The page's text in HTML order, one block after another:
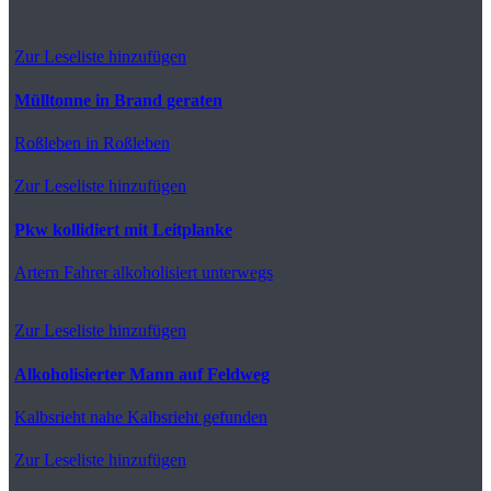
Zur Leseliste hinzufügen
Mülltonne in Brand geraten
Roßleben in Roßleben
Zur Leseliste hinzufügen
Pkw kollidiert mit Leitplanke
Artern Fahrer alkoholisiert unterwegs
Zur Leseliste hinzufügen
Alkoholisierter Mann auf Feldweg
Kalbsrieht nahe Kalbsrieht gefunden
Zur Leseliste hinzufügen